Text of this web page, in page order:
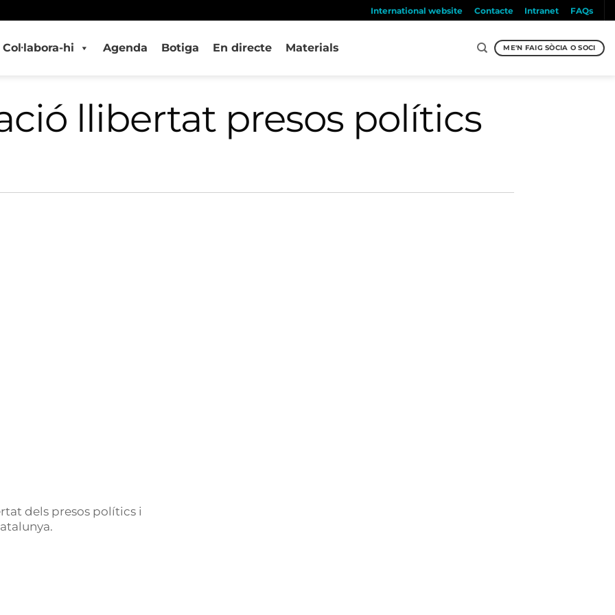
International website Contacte Intranet FAQs
Col·labora-hi Agenda Botiga En directe Materials ME'N FAIG SÒCIA O SOCI
llibertat presos polítics
dels presos polítics i